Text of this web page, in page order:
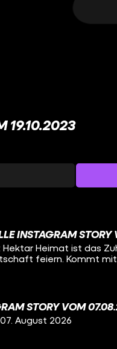
19.10.2023
INSTAGRAM
Hektar Heimat ist das
feiern. Kommt
STORY VOM
August 2026